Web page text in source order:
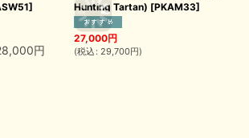
]
円
Hunting Tartan) [PKAM33]
27,000円
(税込 : 29,700円)